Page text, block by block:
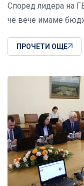
Според лидера на
че вече имаме
ПРОЧЕТИ ОЩЕ